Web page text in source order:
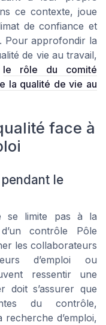
ce contexte, joue
de confiance et
Pour approfondir la
de vie au travail,
le rôle du comité
la qualité de vie au
face à
le
se limite pas à la
contrôle Pôle
les collaborateurs
d’emploi ou
ressentir une
doit s’assurer que
du contrôle,
d’emploi,